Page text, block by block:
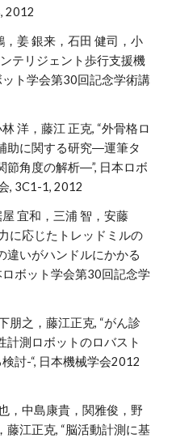
2012
姜 銀来，石田 健司，小
テリジェント歩行支援機
ット学会第30回記念学術講
洋，藤江 正克, “外骨格ロ
助に関する研究―運筆タ
節角度の解析―”, 日本ロボ
, 3C1-1, 2012
宜和，三浦 智，安藤
に応じたトレッドミルの
いがハンドルにかかる
ボット学会第30回記念学
朋之，藤江正克, “がん診
計測ロボットのロバスト
討-“, 日本機械学会2012
，中島康貴，関雅俊，野
江正克, “脳活動計測に基